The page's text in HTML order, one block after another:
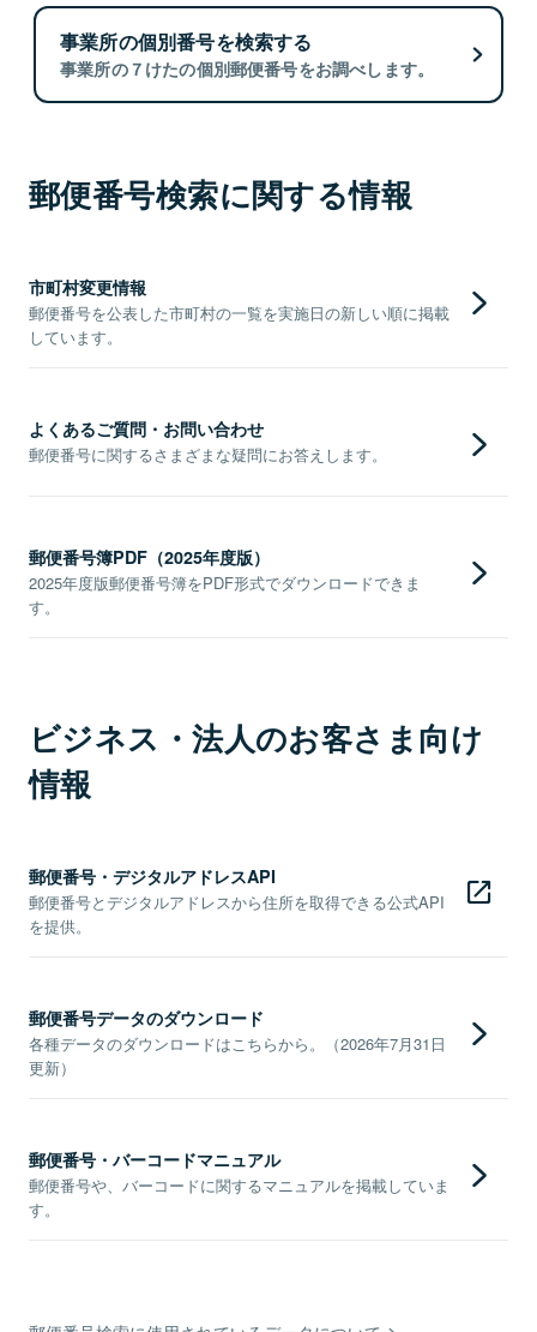
事業所の個別番号を検索する
事業所の７けたの個別郵便番号をお調べします。
郵便番号検索に関する情報
市町村変更情報
郵便番号を公表した市町村の一覧を実施日の新しい順に掲載
しています。
よくあるご質問・お問い合わせ
郵便番号に関するさまざまな疑問にお答えします。
郵便番号簿PDF（2025年度版）
2025年度版郵便番号簿をPDF形式でダウンロードできま
す。
ビジネス・法人のお客さま向け
情報
郵便番号・デジタルアドレスAPI
郵便番号とデジタルアドレスから住所を取得できる公式API
を提供。
郵便番号データのダウンロード
各種データのダウンロードはこちらから。（2026年7月31日
更新）
郵便番号・バーコードマニュアル
郵便番号や、バーコードに関するマニュアルを掲載していま
す。